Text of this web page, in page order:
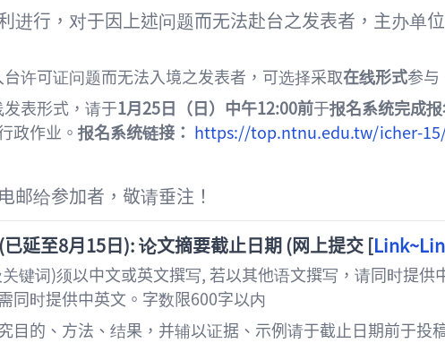
进行，对于因上述问题而无法赴台之发表者，主办单
许可证问题而无法入境之发表者，可选择采取在线形式参与
表形式，请于1月25日（日）中午12:00前于报名系统完成
政作业。 报名系统链接： https://top.ntnu.edu.tw/icher-
邮给参加者，敬请垂注！
延至8月15日): 论文摘要截止日期(网上提交 [Link~
键词)须以中文或英文撰写, 若以其他语文撰写，请同时提供
同时提供中英文。字数限600字以内
目的、方法、结果，并辅以证据、示例请于截止日期前于投